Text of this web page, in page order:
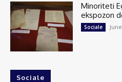
Minoriteti
ekspozon
Sociale
Sociale